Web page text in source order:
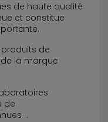
de haute qualité
et constitue
de
la marque
de
.